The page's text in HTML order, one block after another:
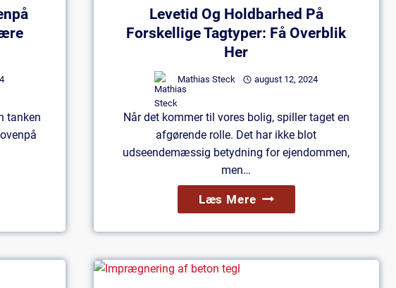
tanken
Levetid Og Holdbarhed På
Forskellige Tagtyper: Få Overblik
Her
Mathias Steck august 12, 2024
Når det kommer til vores bolig, spiller taget en
afgørende rolle. Det har ikke blot
udseendemæssig betydning for ejendommen,
men…
Læs MereLevetid
Og
Holdbarhed
På